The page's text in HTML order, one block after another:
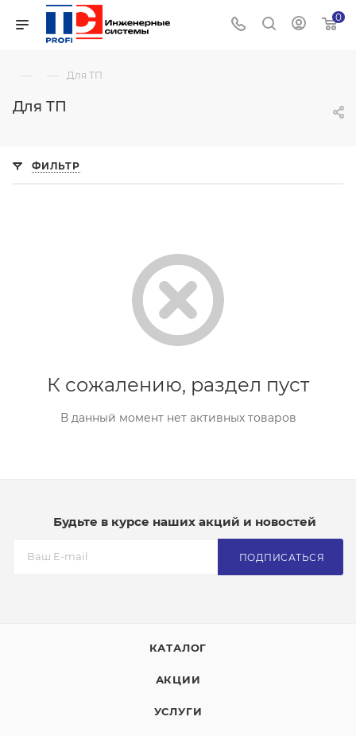
0
— — Для ТП
Для ТП
ФИЛЬТР
К сожалению, раздел пуст
В данный момент нет активных товаров
Будьте в курсе наших акций и новостей
ПОДПИСАТЬСЯ
КАТАЛОГ
АКЦИИ
УСЛУГИ